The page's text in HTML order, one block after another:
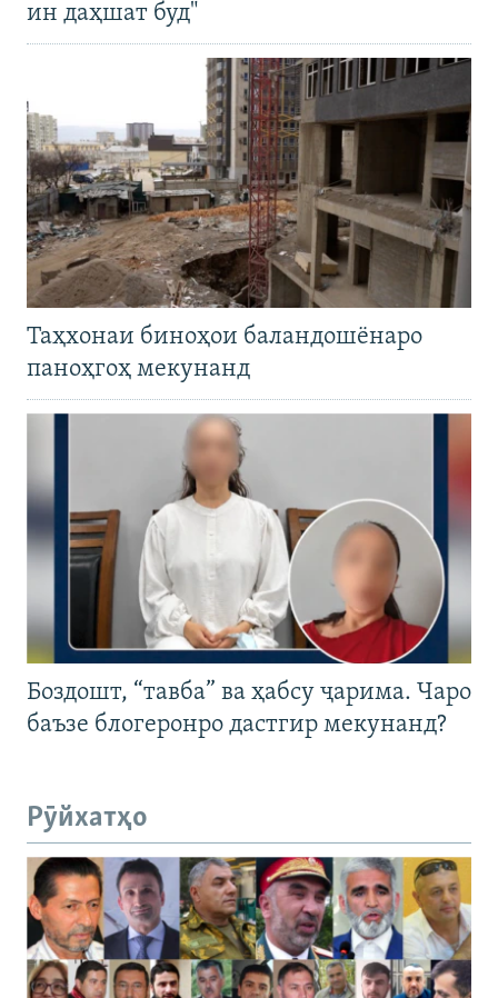
ин даҳшат буд"
Таҳхонаи биноҳои баландошёнаро
паноҳгоҳ мекунанд
Боздошт, “тавба” ва ҳабсу ҷарима. Чаро
баъзе блогеронро дастгир мекунанд?
Рӯйхатҳо